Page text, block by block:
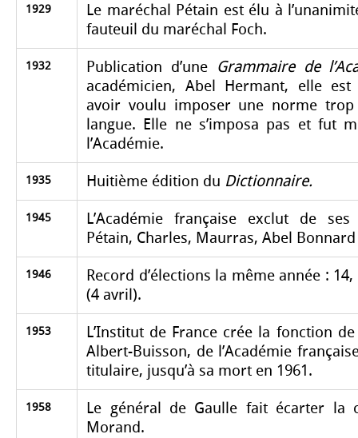
1929
Le maréchal Pétain est élu à
fauteuil du maréchal Foch.
1932 Publication d’une Grammaire de
académicien, Abel Hermant, elle
avoir voulu imposer une norme
langue. Elle ne s’imposa pas et fut
l’Académie.
1935 Huitième édition du Dictionnaire.
1945
L’Académie française exclut de
Pétain, Charles, Maurras, Abel
1946
Record d’élections la même année :
(4 avril).
1953
L’Institut de France crée la fonction
Albert-Buisson, de l’Académie
titulaire, jusqu’à sa mort en 1961.
1958
Le général de Gaulle fait écarter la
Morand.